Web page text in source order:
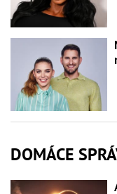
DOMÁCE